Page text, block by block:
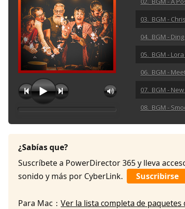
03. BGM -
04. BGM -
05. BGM -
06. BGM -
07. BGM -
08. BGM -
09. BGM - The
¿Sabías que?
Suscríbete a PowerDirector 365 y lleva
sonido y más por CyberLink.
Suscribirse
Para Mac： Ver la lista completa de